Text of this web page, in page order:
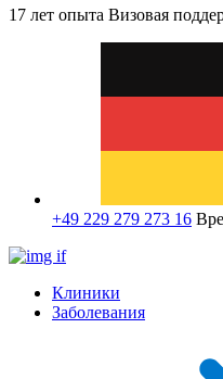
17 лет опыта Визовая
+49 229 279 273 16
Клиники
Заболевания